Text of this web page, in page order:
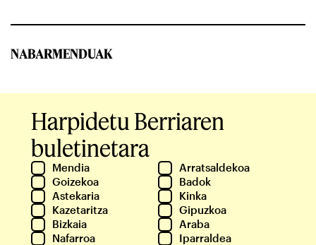
NABARMENDUAK
Harpidetu Berriaren
buletinetara
Mendia
Arratsaldekoa
Goizekoa
Badok
Astekaria
Kinka
Kazetaritza
Gipuzkoa
Bizkaia
Araba
Nafarroa
Iparraldea